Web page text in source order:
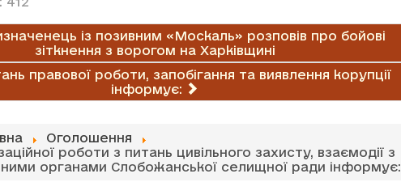
із позивним «Москаль» розповів про бойові
зіткнення з ворогом на Харківщині
правової роботи, запобігання та виявлення корупції
інформує:
Оголошення
роботи з питань цивільного захисту, взаємодії з
органами Слобожанської селищної ради інформує: